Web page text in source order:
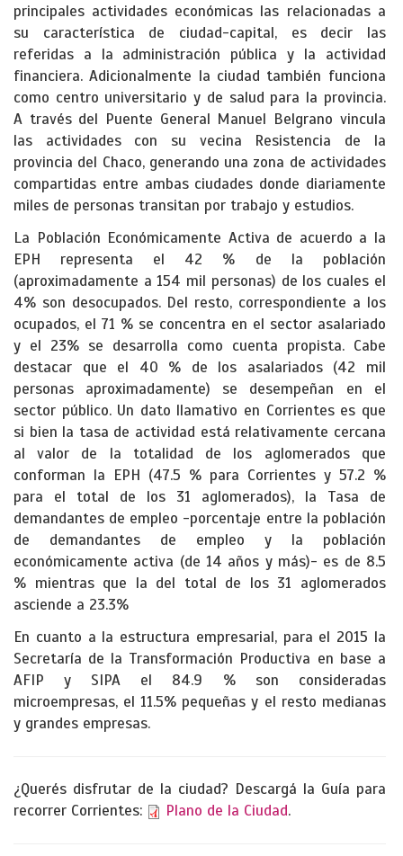
principales actividades económicas las relacionadas a
su característica de ciudad-capital, es decir las
referidas a la administración pública y la actividad
financiera. Adicionalmente la ciudad también funciona
como centro universitario y de salud para la provincia.
A través del Puente General Manuel Belgrano vincula
las actividades con su vecina Resistencia de la
provincia del Chaco, generando una zona de actividades
compartidas entre ambas ciudades donde diariamente
miles de personas transitan por trabajo y estudios.
La Población Económicamente Activa de acuerdo a la
EPH representa el 42 % de la población
(aproximadamente a 154 mil personas) de los cuales el
4% son desocupados. Del resto, correspondiente a los
ocupados, el 71 % se concentra en el sector asalariado
y el 23% se desarrolla como cuenta propista. Cabe
destacar que el 40 % de los asalariados (42 mil
personas aproximadamente) se desempeñan en el
sector público. Un dato llamativo en Corrientes es que
si bien la tasa de actividad está relativamente cercana
al valor de la totalidad de los aglomerados que
conforman la EPH (47.5 % para Corrientes y 57.2 %
para el total de los 31 aglomerados), la Tasa de
demandantes de empleo -porcentaje entre la población
de demandantes de empleo y la población
económicamente activa (de 14 años y más)- es de 8.5
% mientras que la del total de los 31 aglomerados
asciende a 23.3%
En cuanto a la estructura empresarial, para el 2015 la
Secretaría de la Transformación Productiva en base a
AFIP y SIPA el 84.9 % son consideradas
microempresas, el 11.5% pequeñas y el resto medianas
y grandes empresas.
¿Querés disfrutar de la ciudad? Descargá la Guía para
recorrer Corrientes:
Plano de la Ciudad.